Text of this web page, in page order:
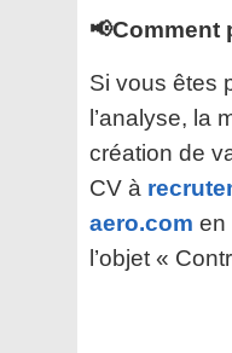
📢Comment
Si vous êtes
l’analyse, la
création de
CV à
aero.com en
l’objet «